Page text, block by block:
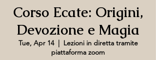
Corso Ecate: Origini,
Devozione e Magia
Tue, Apr 14
  |
Lezioni in diretta tramite
piattaforma zoom